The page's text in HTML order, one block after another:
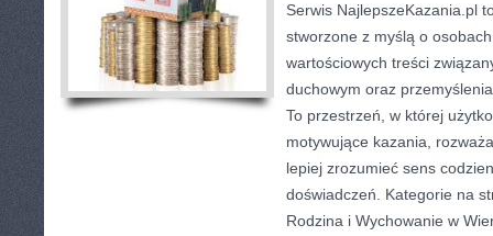
Serwis NajlepszeKazania.pl
stworzone z myślą o
wartościowych treści
duchowym oraz
To przestrzeń, w której
motywujące kazania,
lepiej zrozumieć sens
doświadczeń. Kategorie na
Rodzina i Wychowanie w